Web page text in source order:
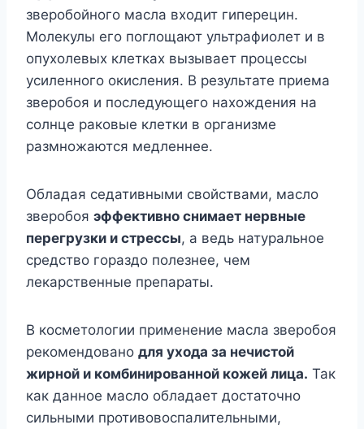
зверобойного масла входит гиперецин.
Молекулы его поглощают ультрафиолет и в
опухолевых клетках вызывает процессы
усиленного окисления. В результате приема
зверобоя и последующего нахождения на
солнце раковые клетки в организме
размножаются медленнее.
Обладая седативными свойствами, масло
зверобоя эффективно снимает нервные
перегрузки и стрессы, а ведь натуральное
средство гораздо полезнее, чем
лекарственные препараты.
В косметологии применение масла зверобоя
рекомендовано для ухода за нечистой
жирной и комбинированной кожей лица. Так
как данное масло обладает достаточно
сильными противовоспалительными,